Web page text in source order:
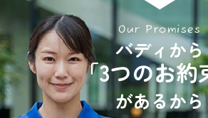
Our Promises
バディから
「3つのお約
があるから